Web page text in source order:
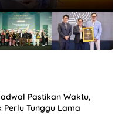
Pastikan Waktu,
Tunggu Lama